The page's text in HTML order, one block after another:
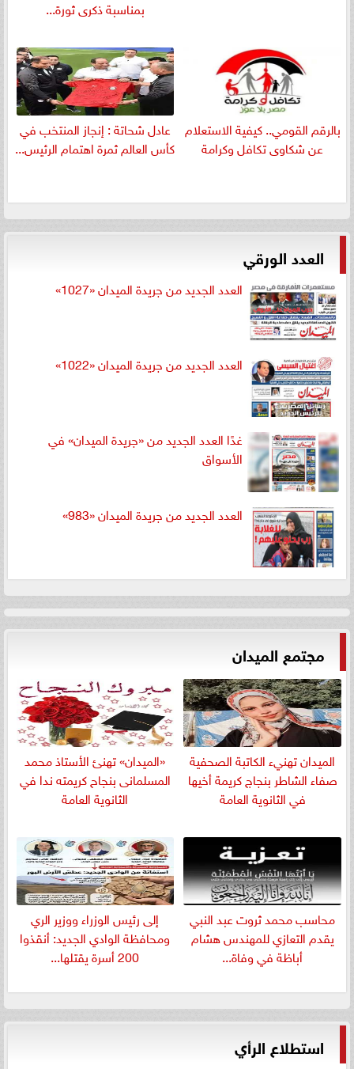
بمناسبة ذكرى ثورة...
بالرقم القومي.. كيفية الاستعلام
عن شكاوى تكافل وكرامة
عادل شحاتة : إنجاز المنتخب في
كأس العالم ثمرة اهتمام الرئيس...
العدد الورقي
العدد الجديد من جريدة الميدان «1027»
العدد الجديد من جريدة الميدان «1022»
غدًا العدد الجديد من «جريدة الميدان» في
الأسواق
العدد الجديد من جريدة الميدان «983»
مجتمع الميدان
الميدان تهنيء الكاتبة الصحفية
صفاء الشاطر بنجاج كريمة أخيها
في الثانوية العامة
«الميدان» تهنئ الأستاذ محمد
المسلمانى بنجاح كريمته ندا في
الثانوية العامة
​محاسب محمد ثروت عبد النبي
يقدم التعازي للمهندس هشام
أباظة في وفاة...
إلى رئيس الوزراء ووزير الري
ومحافظة الوادي الجديد: أنقذوا
200 أسرة يقتلها...
استطلاع الرأي